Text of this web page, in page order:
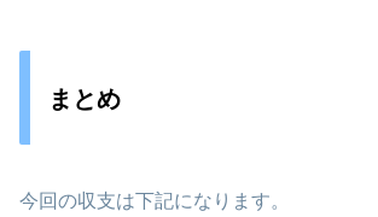
まとめ
今回の収支は下記になります。